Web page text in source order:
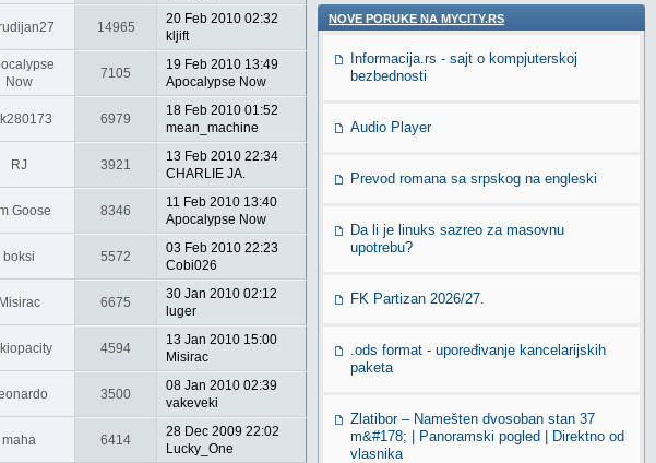
14965
20 Feb 2010 02:32
kljift
Now
7105
19 Feb 2010 13:49
Apocalypse Now
6979
18 Feb 2010 01:52
mean_machine
RJ 3921
13 Feb 2010 22:34
CHARLIE JA.
Goose 8346
11 Feb 2010 13:40
Apocalypse Now
boksi 5572
03 Feb 2010 22:23
Cobi026
Misirac 6675
30 Jan 2010 02:12
luger
4594
13 Jan 2010 15:00
Misirac
3500
08 Jan 2010 02:39
vakeveki
maha 6414
28 Dec 2009 22:02
Lucky_One
NOVE PORUKE NA MYCITY.RS
Informacija.rs - sajt o kompjuterskoj
bezbednosti
Audio Player
Prevod romana sa srpskog na engleski
Da li je linuks sazreo za masovnu
upotrebu?
FK Partizan 2026/27.
.ods format - upoređivanje kancelarijskih
paketa
Zlatibor – Namešten dvosoban stan 37
m&#178; | Panoramski pogled | Direktno od
vlasnika